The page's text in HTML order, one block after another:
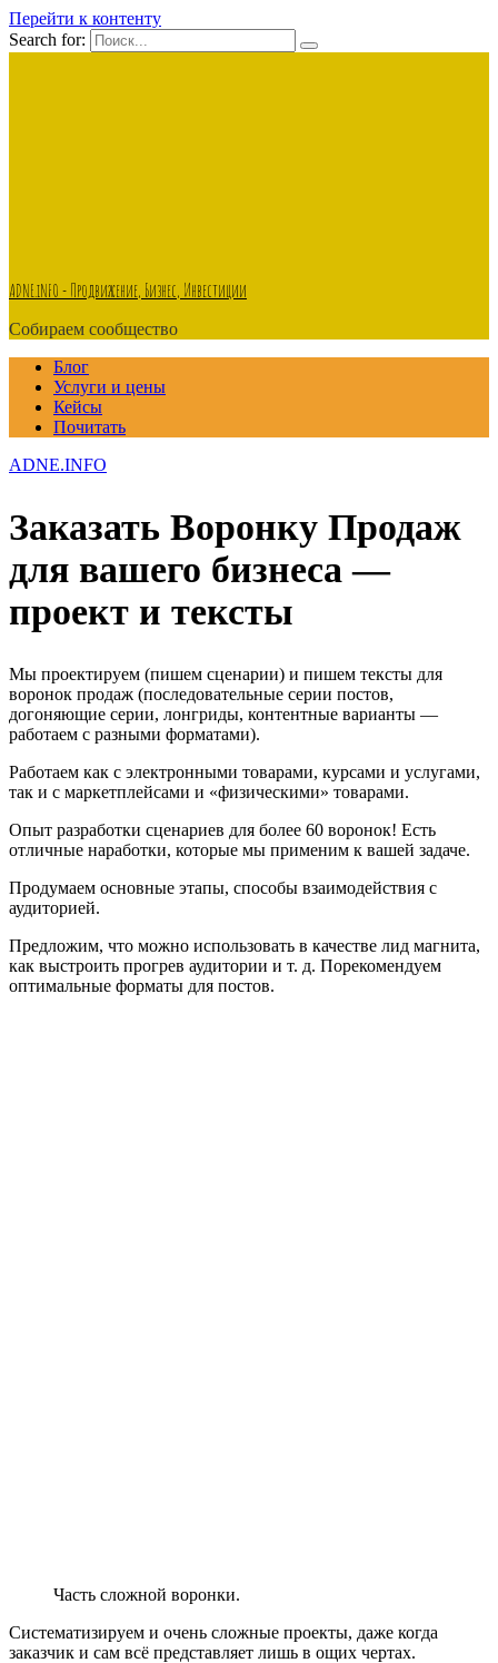
Перейти к контенту
Search for:
ADNE.iNFO - Продвижение, Бизнес, Инвестиции
Собираем сообщество
Блог
Услуги и цены
Кейсы
Почитать
ADNE.INFO
Заказать Воронку Продаж
для вашего бизнеса —
проект и тексты
Мы проектируем (пишем сценарии) и пишем тексты для
воронок продаж (последовательные серии постов,
догоняющие серии, лонгриды, контентные варианты —
работаем с разными форматами).
Работаем как с электронными товарами, курсами и услугами,
так и с маркетплейсами и «физическими» товарами.
Опыт разработки сценариев для более 60 воронок! Есть
отличные наработки, которые мы применим к вашей задаче.
Продумаем основные этапы, способы взаимодействия с
аудиторией.
Предложим, что можно использовать в качестве лид магнита,
как выстроить прогрев аудитории и т. д. Порекомендуем
оптимальные форматы для постов.
Часть сложной воронки.
Систематизируем и очень сложные проекты, даже когда
заказчик и сам всё представляет лишь в ощих чертах.